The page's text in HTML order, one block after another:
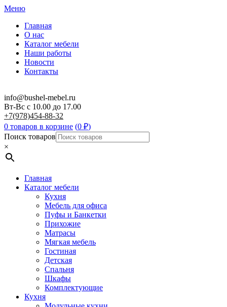
Меню
Главная
О нас
Каталог мебели
Наши работы
Новости
Контакты
info@bushel-mebel.ru
Вт-Вс c 10.00 до 17.00
+7(978)454-88-32
0 товаров в корзине (0 ₽)
Поиск товаров
×
Главная
Каталог мебели
Кухня
Мебель для офиса
Пуфы и Банкетки
Прихожие
Матрасы
Мягкая мебель
Гостиная
Детская
Спальня
Шкафы
Комплектующие
Кухня